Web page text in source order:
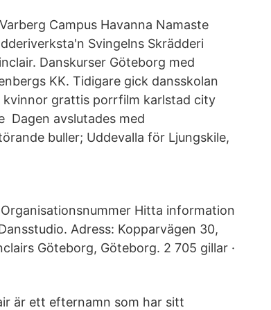
Campus Havanna Namaste
Svingelns Skrädderi
Danskurser Göteborg med
KK. Tidigare gick dansskolan
kvinnor grattis porrfilm karlstad city
Dagen avslutades med
buller; Uddevalla för Ljungskile,
Organisationsnummer Hitta information
Adress: Kopparvägen 30,
Göteborg, Göteborg. 2 705 gillar ·
är ett efternamn som har sitt